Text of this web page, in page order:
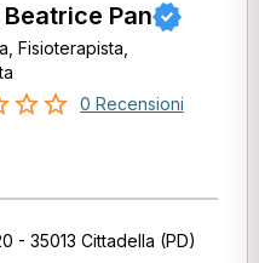
Pan
Fisioterapista,
0 Recensioni
- 35013 Cittadella (PD)